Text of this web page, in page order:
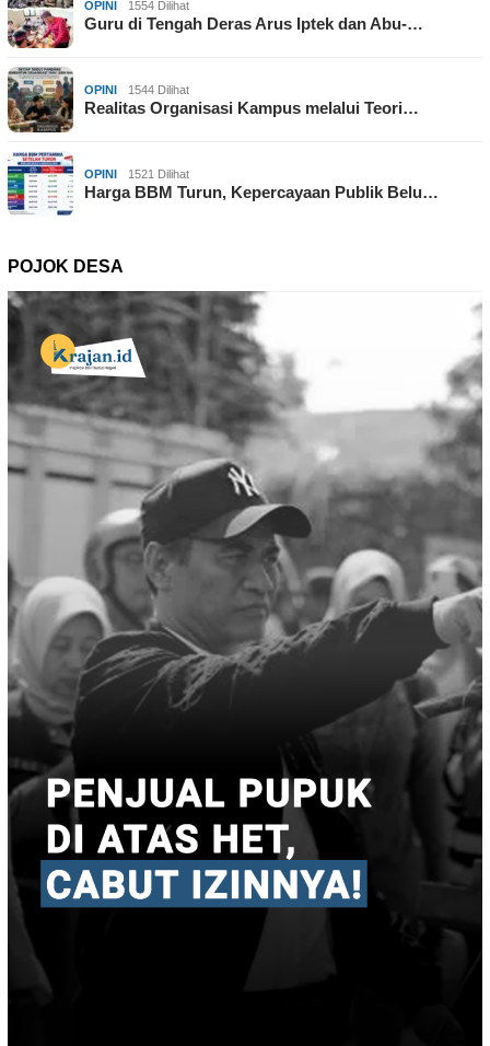
OPINI 1554 Dilihat
Guru di Tengah Deras Arus Iptek dan Abu-…
OPINI 1544 Dilihat
Realitas Organisasi Kampus melalui Teori…
OPINI 1521 Dilihat
Harga BBM Turun, Kepercayaan Publik Belu…
POJOK DESA